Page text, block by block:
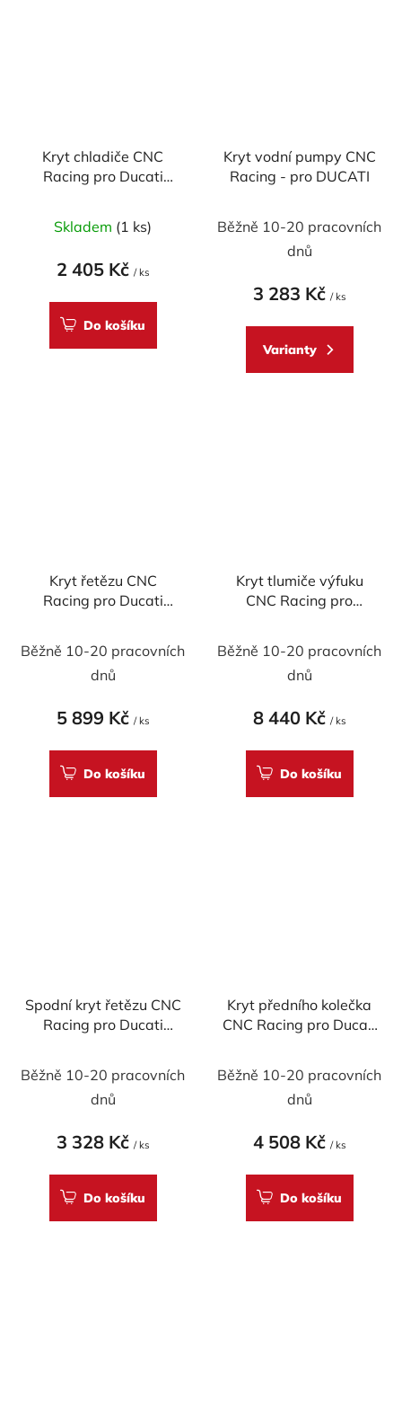
Kryt chladiče CNC
Racing pro Ducati
Skladem (1 ks)
2 405 Kč / ks
Do košíku
Kryt vodní pumpy CNC
Racing - pro DUCATI
Běžně 10-20 pracovních
dnů
3 283 Kč / ks
Varianty
Kryt řetězu CNC
Racing pro Ducati
Běžně 10-20 pracovních
dnů
5 899 Kč / ks
Do košíku
Kryt tlumiče výfuku
CNC Racing pro
Běžně 10-20 pracovních
dnů
8 440 Kč / ks
Do košíku
Spodní kryt řetězu CNC
Racing pro Ducati
Běžně 10-20 pracovních
dnů
3 328 Kč / ks
Do košíku
Kryt předního kolečka
CNC Racing pro Ducati
Běžně 10-20 pracovních
dnů
4 508 Kč / ks
Do košíku